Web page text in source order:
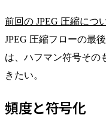
前回の JPEG 圧縮につ
JPEG 圧縮フローの最
は、ハフマン符号その
きたい。
頻度と符号化